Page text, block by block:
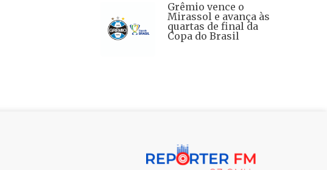
Grêmio vence o
Mirassol e avança às
quartas de final da
Copa do Brasil